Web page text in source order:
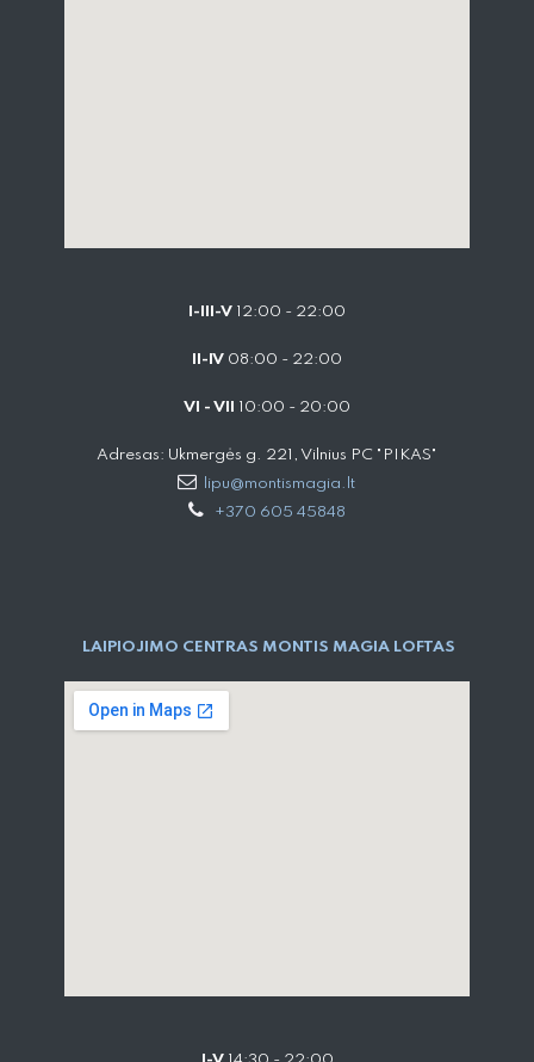
I-III-V 12:00 - 22:00
II-IV 08:00 - 22:00
VI - VII 10:00 - 20:00
Adresas: Ukmergės g. 221, Vilnius PC "PIKAS"
lipu@montismagia.lt
+370 605 45848
LAIPIOJIMO CENTRAS MONTIS MAGIA LOFTAS